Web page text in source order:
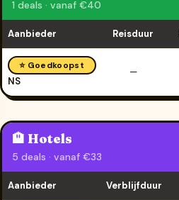
1 deals · vanaf €40
Aanbieder Reisduur
⭐ Goedkoopst
NS
—
🏨 Hotels
5 deals · vanaf €33
Aanbieder Verblijfduur